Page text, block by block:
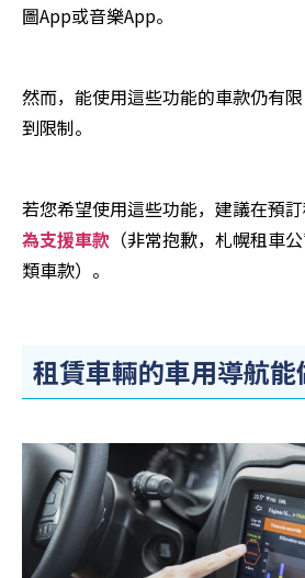
圖App或音樂App。
然而，能使用這些功能的車款仍有
到限制。
若您希望使用這些功能，建議在預
為支援車款 （非常抱歉，札幌租車
類車款）。
租賃車輛的車用導航能